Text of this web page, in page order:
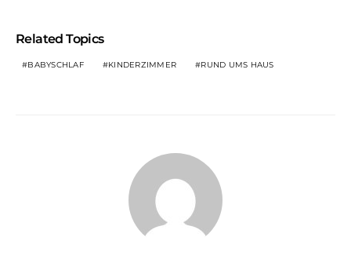
Related Topics
BABYSCHLAF KINDERZIMMER RUND UMS HAUS